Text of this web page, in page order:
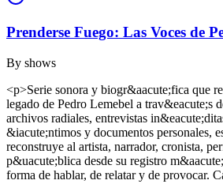
Prenderse Fuego: Las Voces de
By shows
<p>Serie sonora y biogr&aacute;fica que
legado de Pedro Lemebel a trav&eacute;s
archivos radiales, entrevistas
&iacute;ntimos y documentos personales,
reconstruye al artista, narrador, cronista,
p&uacute;blica desde su registro
forma de hablar, de relatar y de provocar.